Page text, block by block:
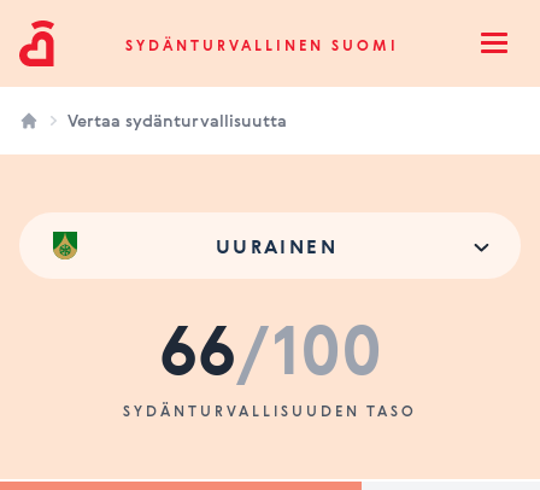
Sydänturvallinen SuomiSYDÄNTURVALLINEN SUOMI
Vertaa sydänturvallisuutta
UURAINEN
66/100
SYDÄNTURVALLISUUDEN TASO